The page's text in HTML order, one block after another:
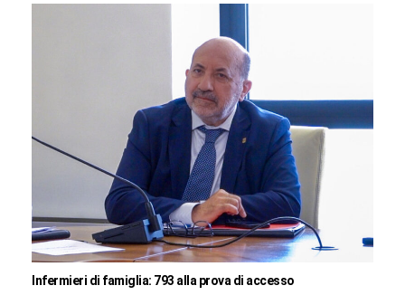
Infermieri di famiglia: 793 alla prova di accesso